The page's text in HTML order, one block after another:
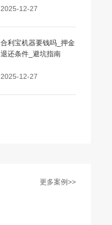
2025-12-27
合利宝机器要钱吗_押金
退还条件_避坑指南
2025-12-27
更多案例>>